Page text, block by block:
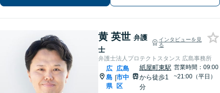
黄 英世 弁護
士
インタビューを見
る
弁護士法人プロテクトスタンス 広島事務所
広
島
県
|
広島
市中
区
紙屋町東駅
から徒歩1
分
営業時間：09:00
~21:00（平日）